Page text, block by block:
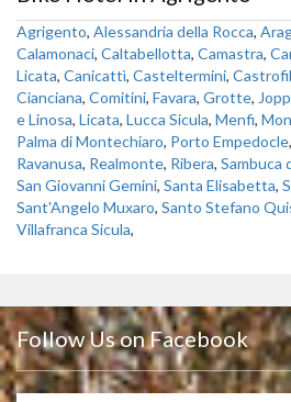
Agrigento, Alessandria della Rocca,
Calamonaci, Caltabellotta, Camastra,
Licata, Canicattì, Casteltermini,
Cianciana, Comitini, Favara, Grotte,
e Linosa, Licata, Lucca Sicula, Menfi,
Palma di Montechiaro, Porto Empedocle,
Ravanusa, Realmonte, Ribera, Sambuca
San Giovanni Gemini, Santa Elisabetta,
Sant'Angelo Muxaro, Santo Stefano
Villafranca Sicula,
Follow Us on Facebook